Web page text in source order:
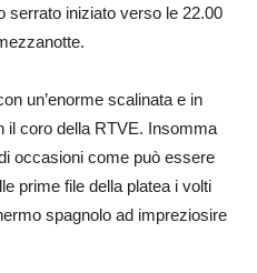
serrato iniziato verso le 22.00
un’enorme scalinata e in
il coro della RTVE. Insomma
occasioni come può essere
prime file della platea i volti
spagnolo ad impreziosire